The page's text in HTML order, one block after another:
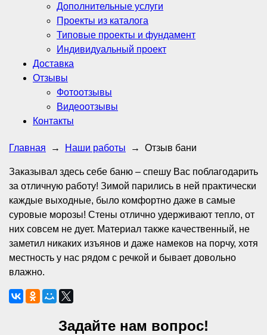
Дополнительные услуги
Проекты из каталога
Типовые проекты и фундамент
Индивидуальный проект
Доставка
Отзывы
Фотоотзывы
Видеоотзывы
Контакты
Главная → Наши работы → Отзыв бани
Заказывал здесь себе баню – спешу Вас поблагодарить
за отличную работу! Зимой парились в ней практически
каждые выходные, было комфортно даже в самые
суровые морозы! Стены отлично удерживают тепло, от
них совсем не дует. Материал также качественный, не
заметил никаких изъянов и даже намеков на порчу, хотя
местность у нас рядом с речкой и бывает довольно
влажно.
Задайте нам вопрос!